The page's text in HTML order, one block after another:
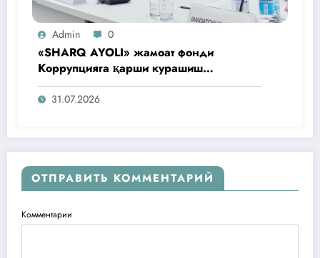
Admin 0
«SHARQ AYOLI» жамоат фонди
Коррупцияга қарши курашиш
агентлигидаги жамоат эшитувида
ташаббусларини тақдим этди
31.07.2026
ОТПРАВИТЬ КОММЕНТАРИЙ
Комментарии